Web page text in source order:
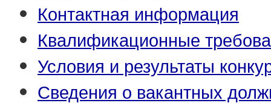
Контактная информация
Квалификационные
Условия и результаты
Сведения о вакантных